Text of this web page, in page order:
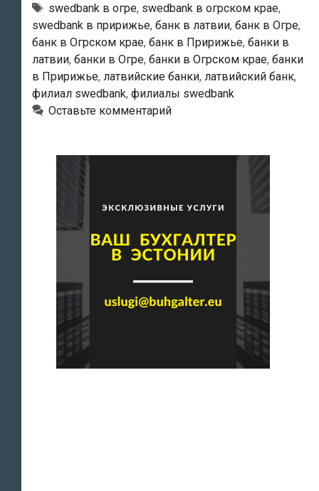
филиал
Тэги
swedbank в огре, swedbank в огрском крае,
swedbank в пририжье, банк в латвии, банк в Огре,
банк в Огрском крае, банк в Пририжье, банки в
латвии, банки в Огре, банки в Огрском крае, банки
в Пририжье, латвийские банки, латвийский банк,
филиал swedbank, филиалы swedbank
Оставьте комментарий